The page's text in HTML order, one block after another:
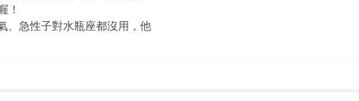
！
、急性子對水瓶座都沒用，他